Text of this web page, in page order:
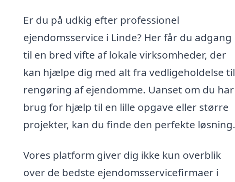
Er du på udkig efter professionel
ejendomsservice i Linde? Her får du adgang
til en bred vifte af lokale virksomheder, der
kan hjælpe dig med alt fra vedligeholdelse til
rengøring af ejendomme. Uanset om du har
brug for hjælp til en lille opgave eller større
projekter, kan du finde den perfekte løsning.
Vores platform giver dig ikke kun overblik
over de bedste ejendomsservicefirmaer i